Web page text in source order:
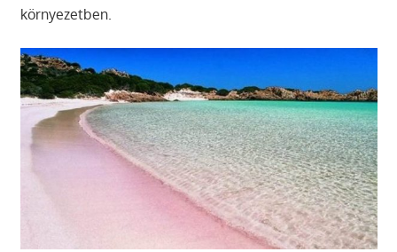
környezetben.